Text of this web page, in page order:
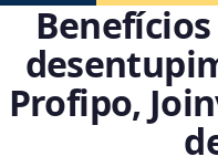
Profipo,